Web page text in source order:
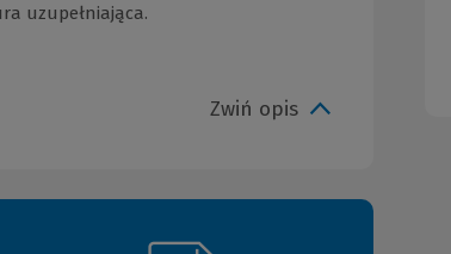
uzupełniająca.
Zwiń opis